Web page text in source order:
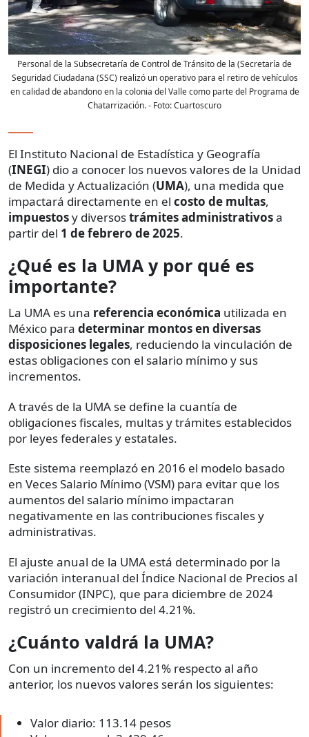
Personal de la Subsecretaría de Control de Tránsito de la (Secretaría de
Seguridad Ciudadana (SSC) realizó un operativo para el retiro de vehículos
en calidad de abandono en la colonia del Valle como parte del Programa de
Chatarrización.- Foto:Cuartoscuro
El Instituto Nacional de Estadística y Geografía
(INEGI) dio a conocer los nuevos valores de la Unidad
de Medida y Actualización (UMA), una medida que
impactará directamente en el costo de multas,
impuestosy diversostrámites administrativosa
partir del 1 de febrero de 2025.
¿Qué es la UMA y por qué es
importante?
La UMA es una referencia económica utilizada en
México para determinar montos en diversas
disposiciones legales, reduciendo la vinculación de
estas obligaciones con el salario mínimo y sus
incrementos.
A través de la UMA se define la cuantía de
obligaciones fiscales, multas y trámites establecidos
por leyes federales y estatales.
Este sistema reemplazó en 2016 el modelo basado
en Veces Salario Mínimo (VSM) para evitar que los
aumentos del salario mínimo impactaran
negativamente en las contribuciones fiscales y
administrativas.
El ajuste anual de la UMA está determinado por la
variación interanual del Índice Nacional de Precios al
Consumidor (INPC), que para diciembre de 2024
registró un crecimiento del 4.21%.
¿Cuánto valdrá la UMA?
Con un incremento del 4.21% respecto al año
anterior, los nuevos valores serán los siguientes:
Valor diario: 113.14 pesos